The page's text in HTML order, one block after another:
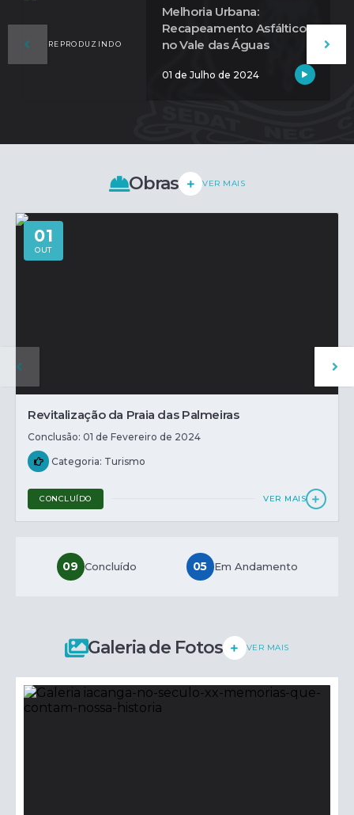
Melhoria Urbana:
Recapeamento Asfáltico
no Vale das Águas
01 de Julho de 2024
Obras VER MAIS
01
OUT
Revitalização da Praia das Palmeiras
CONCLUÍDO
Conclusão: 01 de Fevereiro de 2024
Categoria: Turismo
VER MAIS
09 Concluído 05 Em Andamento
Galeria de Fotos VER MAIS